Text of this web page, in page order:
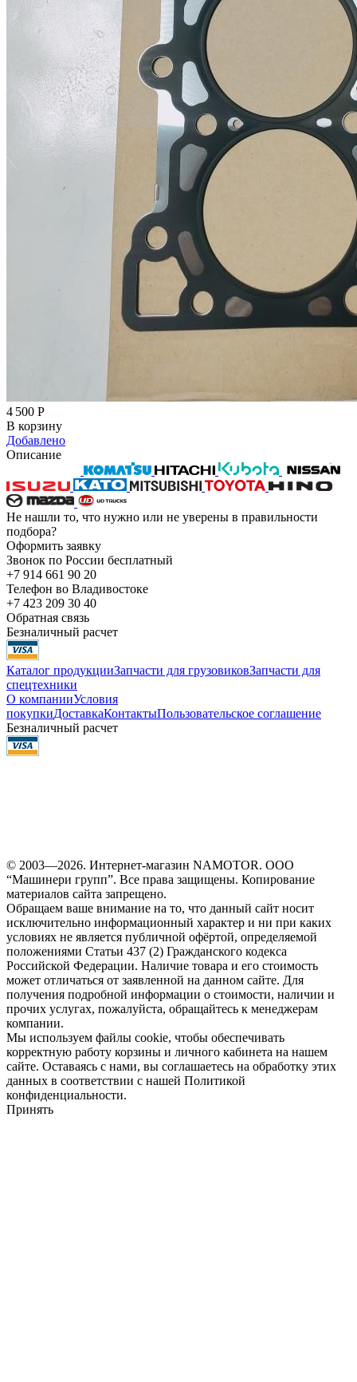
4 500 Р
В корзину
Добавлено
Описание
Не нашли то, что нужно или не уверены в правильности
подбора?
Оформить заявку
Звонок по России бесплатный
+7 914 661 90 20
Телефон во Владивостоке
+7 423 209 30 40
Обратная связь
Безналичный расчет
Каталог продукцииЗапчасти для грузовиковЗапчасти для
спецтехники
О компанииУсловия
покупкиДоставкаКонтактыПользовательское соглашение
Безналичный расчет
© 2003—2026. Интернет-магазин NAMOTOR. ООО
“Машинери групп”. Все права защищены. Копирование
материалов сайта запрещено.
Обращаем ваше внимание на то, что данный сайт носит
исключительно информационный характер и ни при каких
условиях не является публичной офёртой, определяемой
положениями Статьи 437 (2) Гражданского кодекса
Российской Федерации. Наличие товара и его стоимость
может отличаться от заявленной на данном сайте. Для
получения подробной информации о стоимости, наличии и
прочих услугах, пожалуйста, обращайтесь к менеджерам
компании.
Мы используем файлы cookie, чтобы обеспечивать
корректную работу корзины и личного кабинета на нашем
сайте. Оставаясь с нами, вы соглашаетесь на обработку этих
данных в соответствии с нашей Политикой
конфиденциальности.
Принять